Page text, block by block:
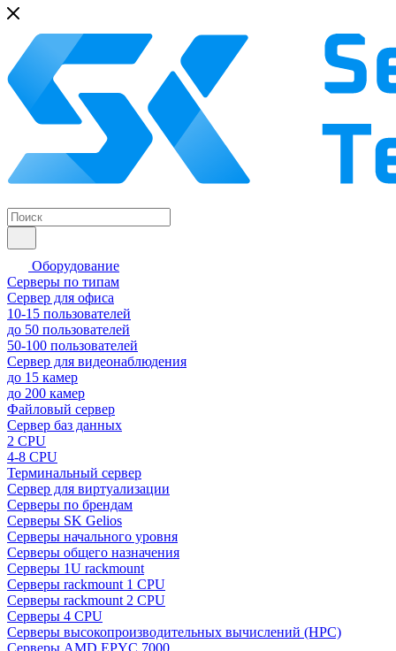
Оборудование
Серверы по типам
Сервер для офиса
10-15 пользователей
до 50 пользователей
50-100 пользователей
Сервер для видеонаблюдения
до 15 камер
до 200 камер
Файловый сервер
Сервер баз данных
2 CPU
4-8 CPU
Терминальный сервер
Сервер для виртуализации
Серверы по брендам
Серверы SK Gelios
Серверы начального уровня
Серверы общего назначения
Серверы 1U rackmount
Серверы rackmount 1 CPU
Серверы rackmount 2 CPU
Серверы 4 CPU
Серверы высокопроизводительных вычислений (HPC)
Серверы AMD EPYC 7000